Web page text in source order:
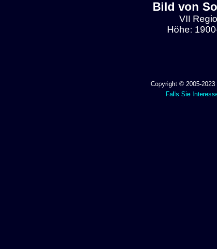
Bild von
VII
Höhe:
Copyright © 2005-
Falls Sie